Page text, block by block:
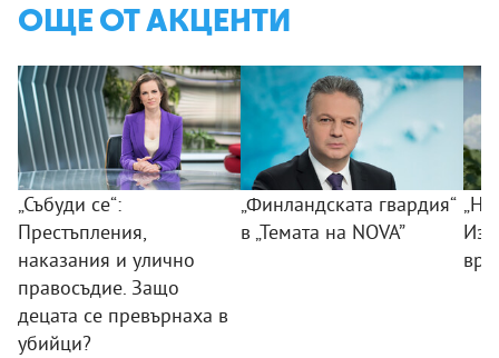
ОЩЕ ОТ АКЦЕНТИ
„Събуди се“:
Престъпления,
наказания и улично
правосъдие. Защо
децата се превърнаха в
убийци?
„Финландската гвардия“
в „Темата на NOVA”